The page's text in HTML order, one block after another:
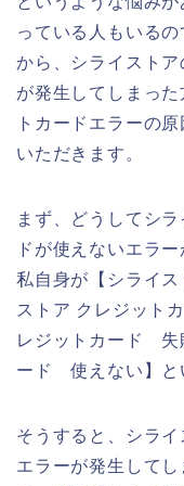
っている人もいる
から、シライスト
が発生してしまっ
トカードエラーの
いただきます。
まず、どうしてシ
ドが使えないエラ
私自身が【シライ
ストア クレジット
レジットカード 失
ード 使えない】と
そうすると、シラ
エラーが発生して